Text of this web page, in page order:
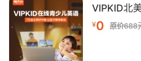
三、专项安全认证标准
环保与健康认证体系构建设备
RoHS认证限制铅、汞等六类
大学环境学院研究表明，合规
VIPKID北
¥0 原价688